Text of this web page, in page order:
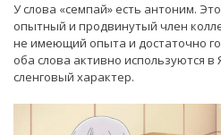
У слова «семпай» есть антоним.
опытный и продвинутый член
не имеющий опыта и достаточно
оба слова активно используются в
сленговый характер.